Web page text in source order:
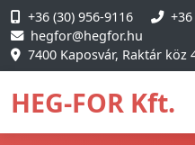
+36 (30) 956-9116
hegfor@hegfor.hu
7400 Kaposvár, Raktár köz
HEG-FOR Kft.